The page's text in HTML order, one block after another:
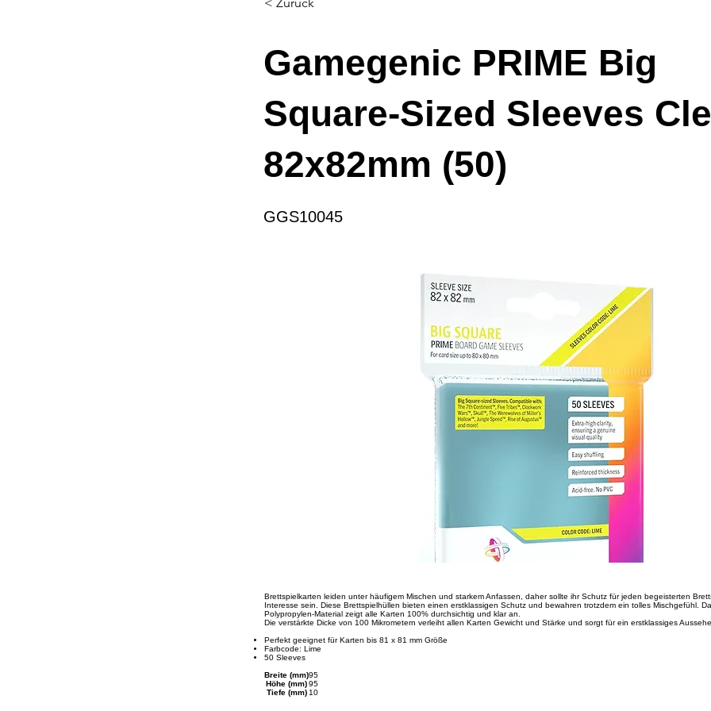
Gamegenic PRIME Big
Square-Sized Sleeves
82x82mm (50)
GGS10045
Brettspielkarten leiden unter häufigem Mischen und starkem Anfassen, daher sollte ihr Schutz für jeden begeisterten
Interesse sein. Diese Brettspielhüllen bieten einen erstklassigen Schutz und bewahren trotzdem ein tolles Mischgefühl.
Polypropylen-Material zeigt alle Karten 100% durchsichtig und klar an.
Die verstärkte Dicke von 100 Mikrometern verleiht allen Karten Gewicht und Stärke und sorgt für ein erstklassiges
Perfekt geeignet für Karten bis 81 x 81 mm Größe
Farbcode: Lime
50 Sleeves
Breite (mm)95
Höhe (mm)95
Tiefe (mm) 10